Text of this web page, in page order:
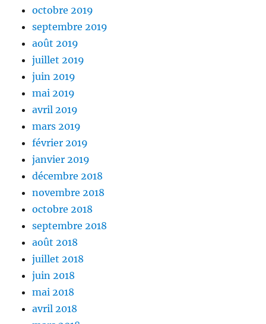
octobre 2019
septembre 2019
août 2019
juillet 2019
juin 2019
mai 2019
avril 2019
mars 2019
février 2019
janvier 2019
décembre 2018
novembre 2018
octobre 2018
septembre 2018
août 2018
juillet 2018
juin 2018
mai 2018
avril 2018